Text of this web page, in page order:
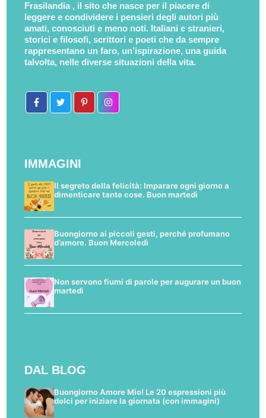
Frasilandia , il sito che nasce per il piacere di
leggere e condividere i pensieri degli autori più
amati, conosciuti e meno noti. Italiani e stranieri,
storici e filosofi, scrittori e poeti che da sempre
rappresentano un faro, un’ispirazione, una guida
talvolta, nelle diverse situazioni della vita.
IMMAGINI
Il segreto della felicità: Imparare ogni giorno a
dimenticare tante cose. Buon martedì
Buongiorno ai piccoli gesti, perché profumano
d’amore. Buon Mercoledì
Non servono fiumi di parole per augurare un buon
martedì
DAL BLOG
Buongiorno Amore Mio! Le 20 espressioni più
dolci per iniziare la giornata (con immagini)